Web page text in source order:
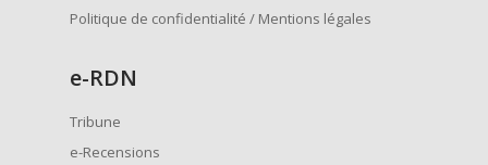
Politique de confidentialité / Mentions légales
e-RDN
Tribune
e-Recensions